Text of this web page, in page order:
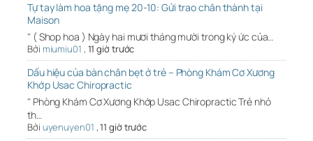
Tự tay làm hoa tặng mẹ 20-10: Gửi trao chân thành tại
Maison
" ( Shop hoa ) Ngày hai mươi tháng mười trong ký ức của…
Bởi miumiu01 , 11 giờ trước
Dấu hiệu của bàn chân bẹt ở trẻ – Phòng Khám Cơ Xương
Khớp Usac Chiropractic
" Phòng Khám Cơ Xương Khớp Usac Chiropractic Trẻ nhỏ
th…
Bởi uyenuyen01 ,11 giờ trước